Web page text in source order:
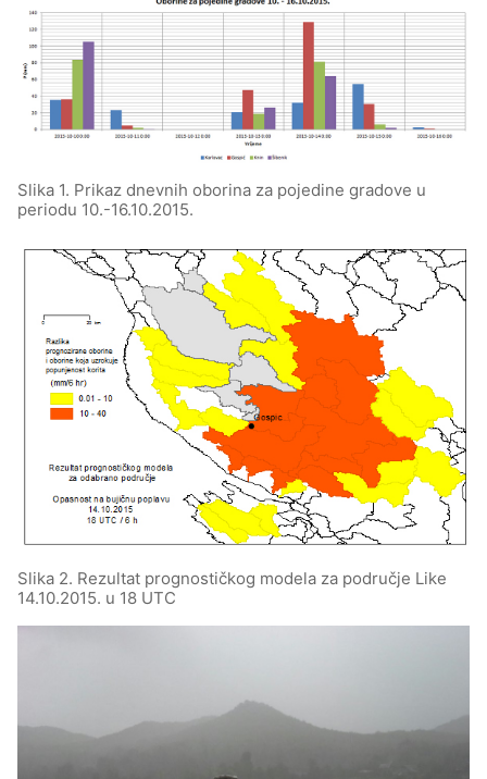
Slika 1. Prikaz dnevnih oborina za pojedine gradove u
periodu 10.-16.10.2015.
Slika 2. Rezultat prognostičkog modela za područje Like
14.10.2015. u 18 UTC